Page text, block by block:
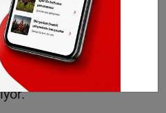
Çakır’ın üstlendiği
hayatını
bir anlatımla ele
(s.a.v)